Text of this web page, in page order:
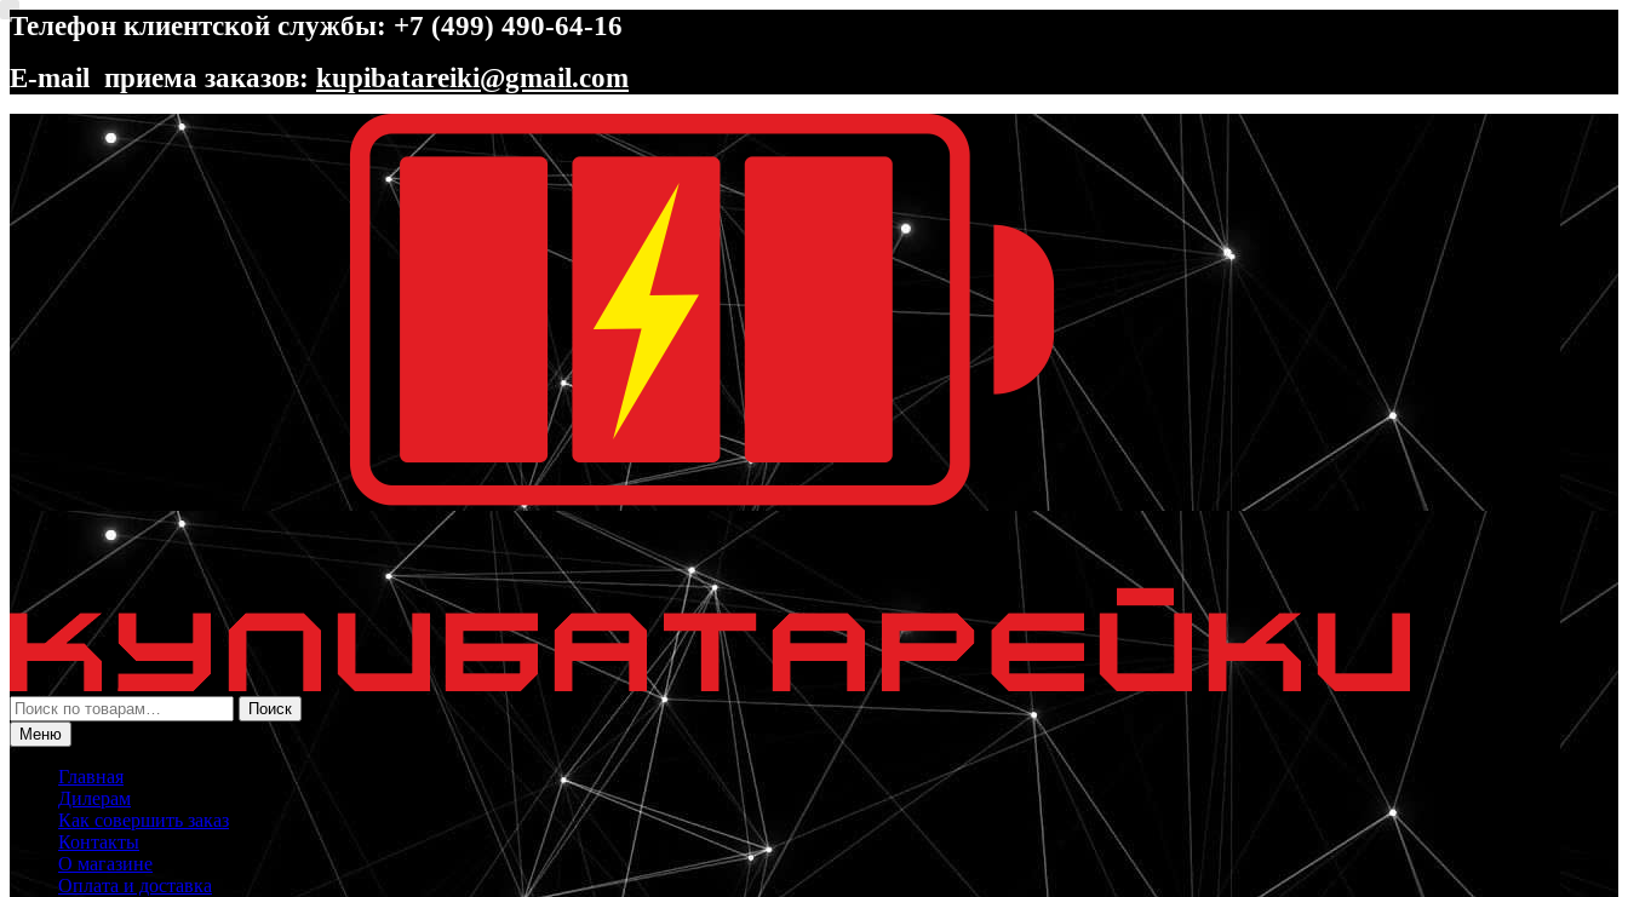
Телефон клиентской службы: +7 (499) 490-64-16
E-mail приема заказов: kupibatareiki@gmail.com
Перейти
навигации
Перейти
содержимому
Искать:
Поиск
Меню
Главная
Дилерам
Как совершить заказ
Контакты
О магазине
Оплата и доставка